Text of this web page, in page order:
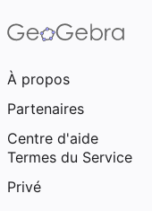
À propos
Partenaires
Centre d'aide
Termes du Service
Privé